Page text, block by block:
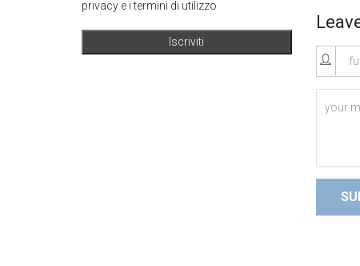
privacy e i termini di utilizzo